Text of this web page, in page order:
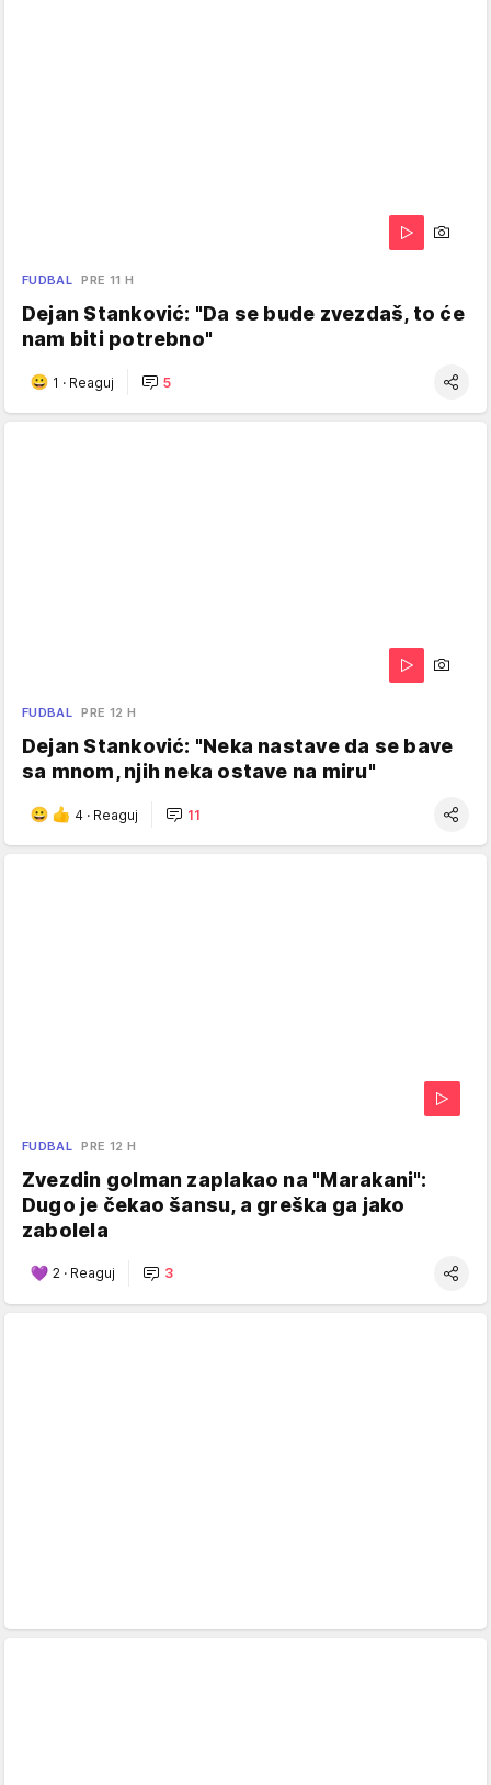
FUDBAL PRE 11 H
Dejan Stanković: "Da se bude zvezdaš, to će
nam biti potrebno"
1 · Reaguj 5
FUDBAL PRE 12 H
Dejan Stanković: "Neka nastave da se bave
sa mnom, njih neka ostave na miru"
4 · Reaguj 11
FUDBAL PRE 12 H
Zvezdin golman zaplakao na "Marakani":
Dugo je čekao šansu, a greška ga jako
zabolela
2 · Reaguj 3